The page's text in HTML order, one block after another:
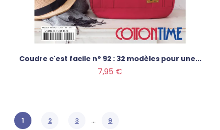
Coudre c'est facile n° 92 : 32 modèles pour une...
7,95 €
1 2 3 … 9